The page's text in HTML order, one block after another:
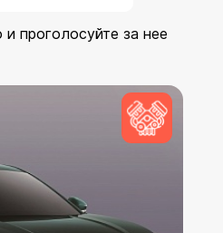
проголосуйте за нее